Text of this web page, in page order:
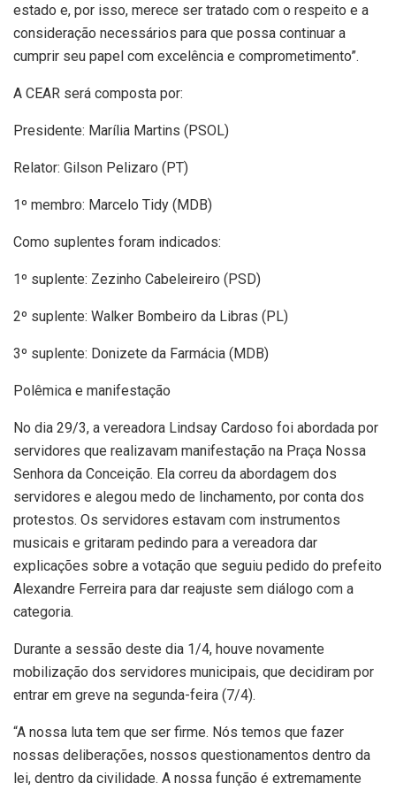
estado e, por isso, merece ser tratado com o respeito e a
consideração necessários para que possa continuar a
cumprir seu papel com excelência e comprometimento”.
A CEAR será composta por:
Presidente: Marília Martins (PSOL)
Relator: Gilson Pelizaro (PT)
1º membro: Marcelo Tidy (MDB)
Como suplentes foram indicados:
1º suplente: Zezinho Cabeleireiro (PSD)
2º suplente: Walker Bombeiro da Libras (PL)
3º suplente: Donizete da Farmácia (MDB)
Polêmica e manifestação
No dia 29/3, a vereadora Lindsay Cardoso foi abordada por
servidores que realizavam manifestação na Praça Nossa
Senhora da Conceição. Ela correu da abordagem dos
servidores e alegou medo de linchamento, por conta dos
protestos. Os servidores estavam com instrumentos
musicais e gritaram pedindo para a vereadora dar
explicações sobre a votação que seguiu pedido do prefeito
Alexandre Ferreira para dar reajuste sem diálogo com a
categoria.
Durante a sessão deste dia 1/4, houve novamente
mobilização dos servidores municipais, que decidiram por
entrar em greve na segunda-feira (7/4).
“A nossa luta tem que ser firme. Nós temos que fazer
nossas deliberações, nossos questionamentos dentro da
lei, dentro da civilidade. A nossa função é extremamente